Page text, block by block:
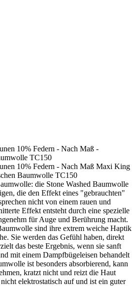
10% Federn - Nach Maß -
TC150
10% Federn - Nach Maß Maxi King
Baumwolle TC150
die Stone Washed Baumwolle
die den Effekt eines "gebrauchten"
nicht von einem rauen und
Effekt entsteht durch eine spezielle
für Auge und Berührung macht.
sind ihre extrem weiche Haptik
Sie werden das Gefühl haben, direkt
das beste Ergebnis, wenn sie sanft
mit einem Dampfbügeleisen behandelt
ist besonders absorbierend, kann
kratzt nicht und reizt die Haut
elektrostatisch auf und ist ein guter